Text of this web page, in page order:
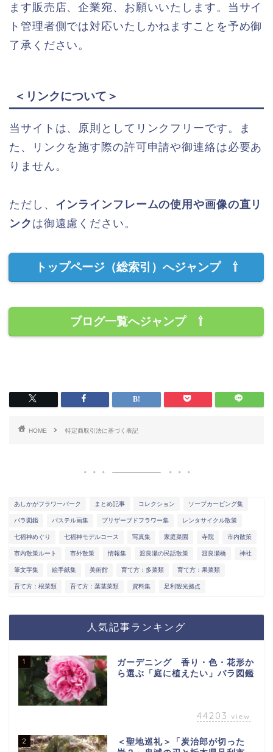
ます販売店、企業宛、お願いいたします。当サイ
ト管理者側では対応いたしかねますことを予め御
了承ください。
＜リンクについて＞
当サイトは、原則としてリンクフリーです。ま
た、リンクを施す際の許可申請や御連絡は必要あ
りません。
ただし、 インラインフレームの使用や画像の直リ
ンク は御遠慮ください。
トップページ（総索引）へジャンプ ⇧
ブログ一覧へジャンプ ⇧
HOME 特定商取引法に基づく表記
あしかがフラワーパーク まとめ記事 コレクション ソープカービング集
バラ図鑑 パステル画集 プリザーブドフラワー集 レンタサイクル散策
七福神めぐり 七福神モデルコース 写真集 家庭菜園 寺院 市内散策
市内散策ルート 市外散策 情報集 渡良瀬の民話散策 渡良瀬橋 神社
筆文字集 絵手紙集 美術館 育て方：多菜類 育て方：果菜類
育て方：根菜類 育て方：葉茎菜類 資料集 足利観光拠点
人気記事ランキング
1
ガーデニング 香り・色・花形か
ら選ぶ「庭に植えたい」バラ図鑑
44203 view
2
＜聖地巡礼＞「炭治郎が切った